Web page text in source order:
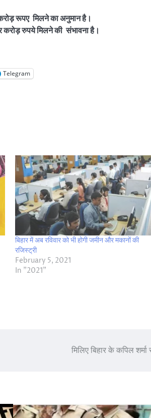
करोड़ रूपए मिलने का अनुमान है।
करोड़ रुपये मिलने की संभावना है।
Telegram
बिहार में अब रविवार को भी होगी जमीन और मकानों की
रजिस्ट्री
February 5, 2021
In "2021"
मिलिए बिहार के कपिल